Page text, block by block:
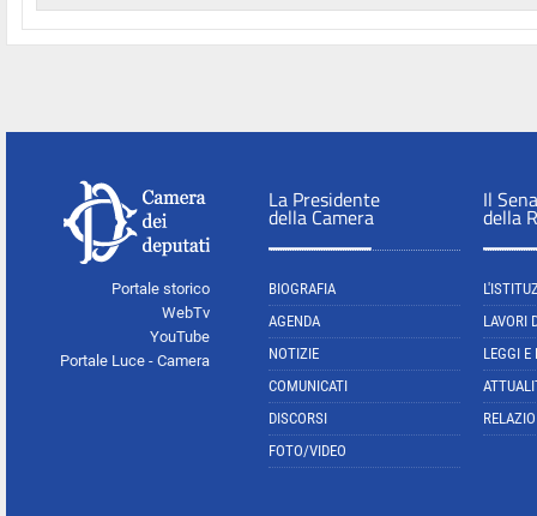
Portale storico
WebTv
YouTube
Portale Luce - Camera
La Presidente
della Camera
BIOGRAFIA
AGENDA
NOTIZIE
COMUNICATI
DISCORSI
FOTO/VIDEO
Il
della
LAVORI
LEGGI E